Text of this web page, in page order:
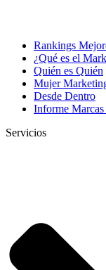
Rankings
¿Qué es el
Quién es Quién
Mujer
Desde Dentro
Informe
Servicios